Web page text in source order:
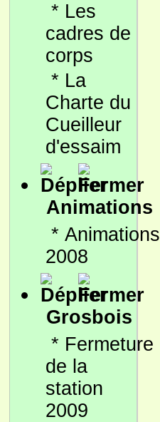
* Les
cadres de
corps
* La
Charte du
Cueilleur
d'essaim
Animations
* Animations
2008
Grosbois
* Fermeture
de la
station
2009